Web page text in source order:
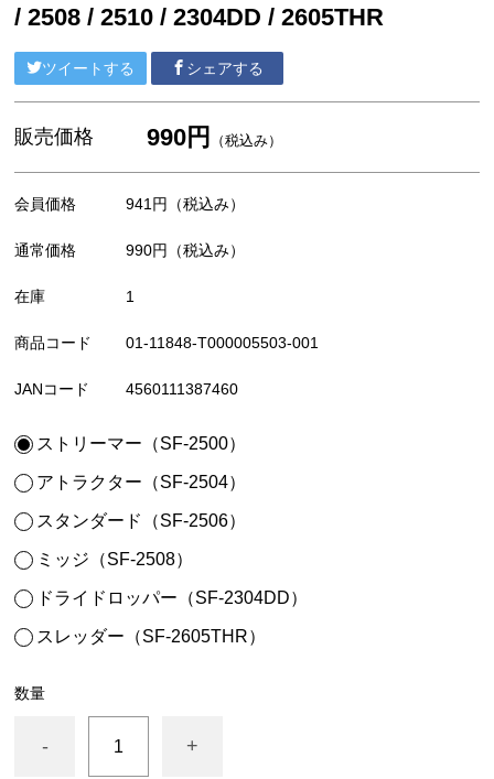
/ 2508 / 2510 / 2304DD / 2605THR
ツイートする シェアする
販売価格 990円 （税込み）
会員価格 941円 （税込み）
通常価格 990円 （税込み）
在庫 1
商品コード 01-11848-T000005503-001
JANコード 4560111387460
ストリーマー（SF-2500）
アトラクター（SF-2504）
スタンダード（SF-2506）
ミッジ（SF-2508）
ドライドロッパー（SF-2304DD）
スレッダー（SF-2605THR）
数量
- +